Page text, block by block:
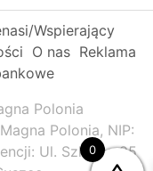
Wspierający
O nas Reklama
Polonia
Polonia, NIP:
Ul. Szkolna 95
0